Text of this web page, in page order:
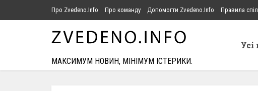
Про Zvedeno.Info Про команду Допомогти Zvedeno.Info Правила
МАКСИМУМ НОВИН, МІНІМУМ ІСТЕРИКИ.